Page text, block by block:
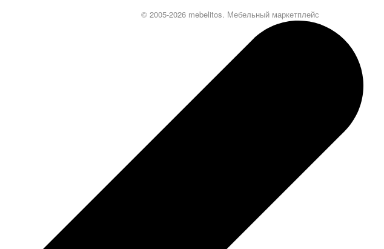
© 2005-2026 mebelitos. Мебельный маркетплейс